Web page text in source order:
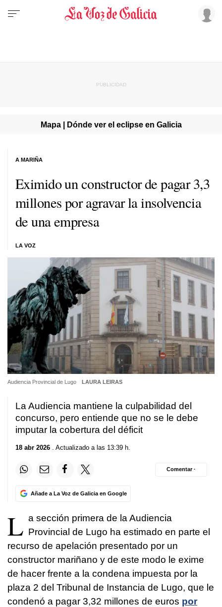
Mapa | Dónde ver el eclipse en Galicia
Eximido un constructor de pagar 3,3
millones por agravar la insolvencia
de una empresa
LA VOZ
A MARIÑA
Audiencia Provincial de Lugo LAURA LEIRAS
La Audiencia mantiene la culpabilidad del
concurso, pero entiende que no se le debe
imputar la cobertura del déficit
18 abr 2026 . Actualizado a las 13:39 h.
Añade a La Voz de Galicia en Google
Comentar ·
L a sección primera de la Audiencia
Provincial de Lugo ha estimado en parte el
recurso de apelación presentado por un
constructor mariñano y de este modo le exime
de hacer frente a la condena impuesta por la
plaza 2 del Tribunal de Instancia de Lugo, que le
condenó a pagar 3,32 millones de euros por